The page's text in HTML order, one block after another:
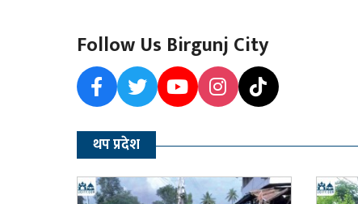
Follow Us Birgunj City
थप प्रदेश